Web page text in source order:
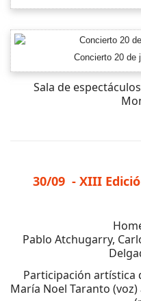
Concierto 20 de
Sala de
30/09 - XIII
Pablo Atchugarry,
Participación artística
María Noel Taranto